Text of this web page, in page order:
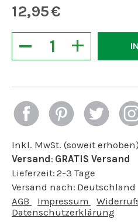
12,95€
+
−
Inkl. MwSt. (soweit erhoben)
Versand: GRATIS Versand
Lieferzeit: 2-3 Tage
Versand nach: Deutschland
AGB
Impressum
Datenschutzerklärung